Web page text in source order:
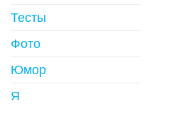
Тесты
Фото
Юмор
Я